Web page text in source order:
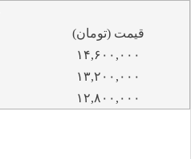
قیمت (تومان)
۱۴,۶۰۰,۰۰۰
۱۳,۲۰۰,۰۰۰
۱۲,۸۰۰,۰۰۰